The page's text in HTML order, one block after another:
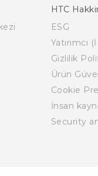
HTC
ESG
Yatırımcı
Gizlilik
Ürün
Cookie
İnsan
Security